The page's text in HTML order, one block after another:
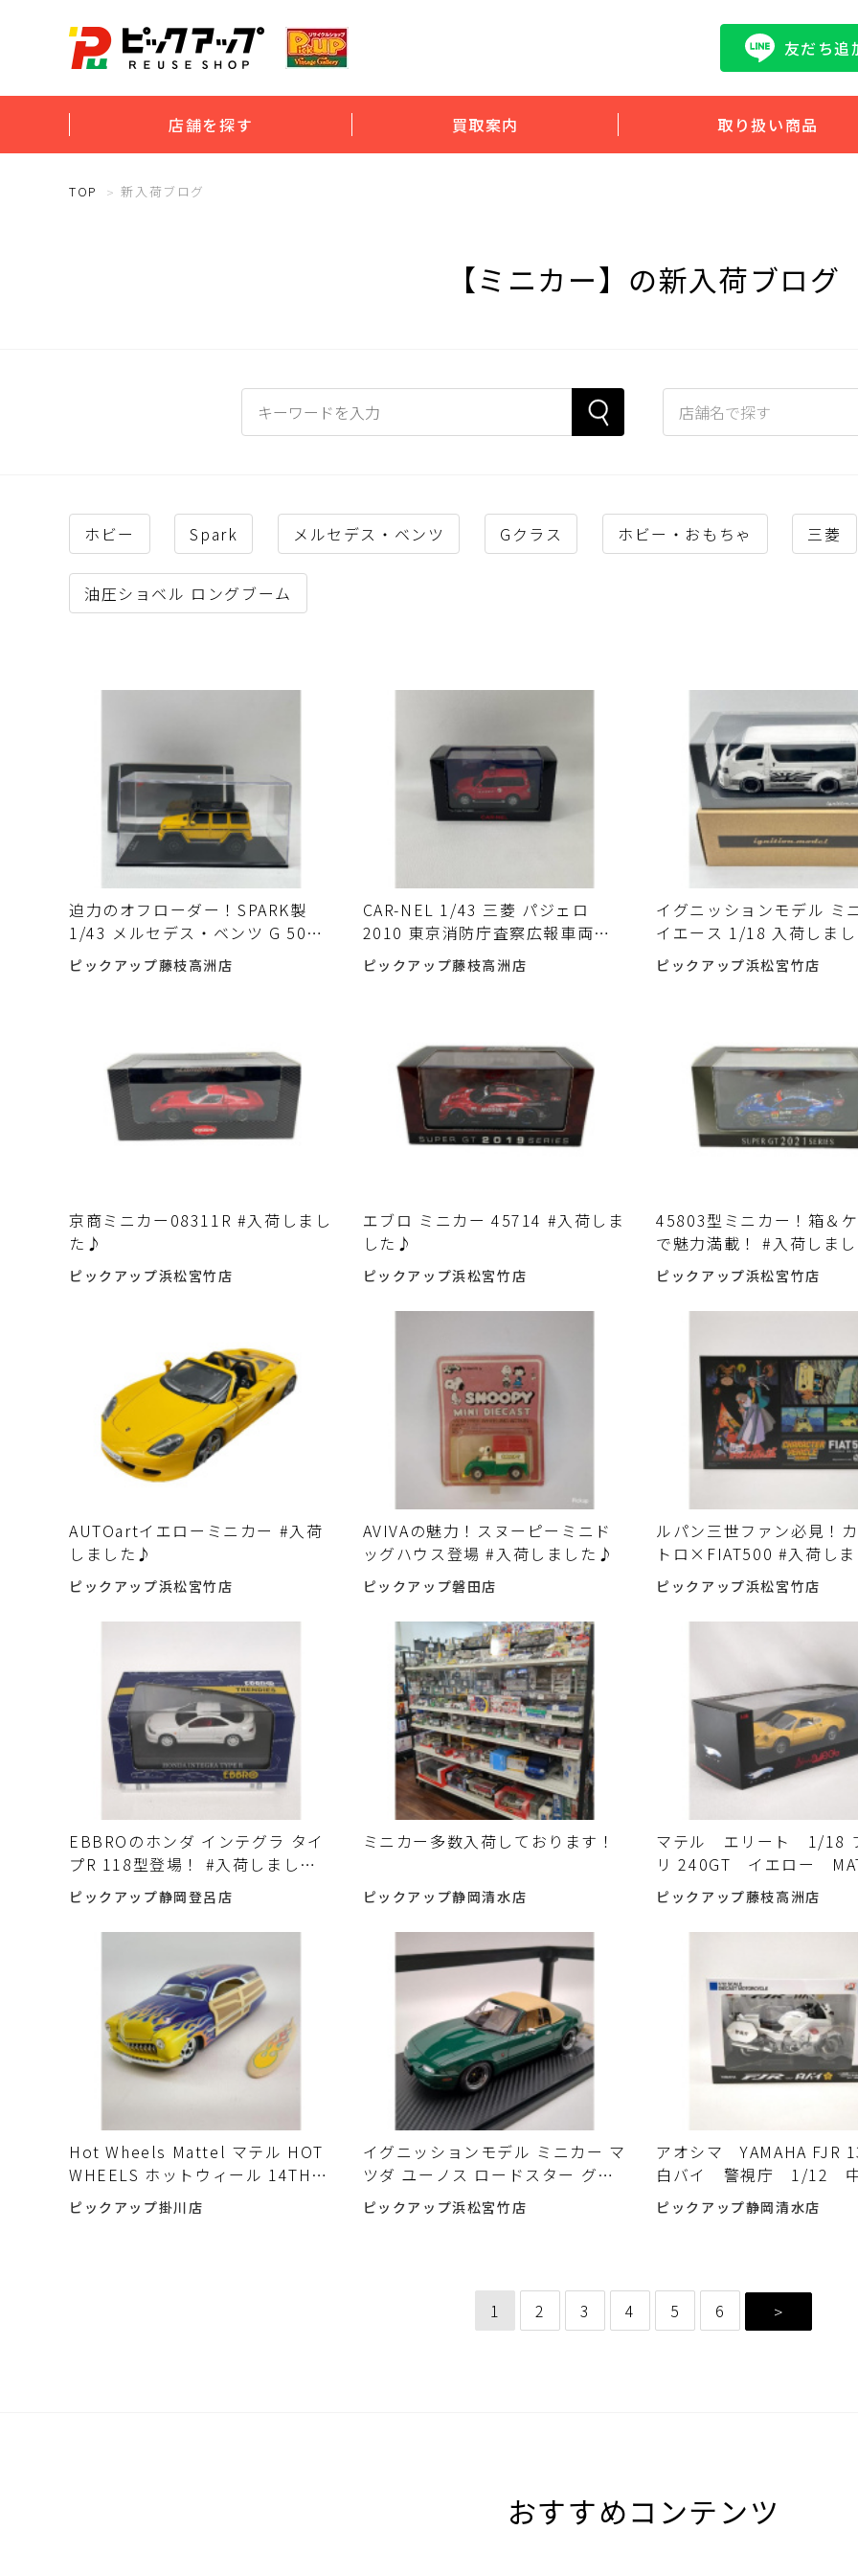
友だち追
店舗を探す 買取案内 取り扱い商品
TOP 新入荷ブログ
【ミニカー】の新入荷ブログ
ホビー Spark メルセデス・ベンツ Gクラス ホビー・おもちゃ 三菱
油圧ショベル ロングブーム
迫力のオフローダー！SPARK製
1/43 メルセデス・ベンツ G 500
4X4² 2016 ミニカーが 入荷しまし
た♪
ピックアップ藤枝高洲店
CAR-NEL 1/43 三菱 パジェロ
2010 東京消防庁査察広報車両が
入荷しました♪
ピックアップ藤枝高洲店
イグニッションモデル ミ
イエース 1/18 入荷しま
ピックアップ浜松宮竹店
京商ミニカー08311R #入荷しまし
た♪
ピックアップ浜松宮竹店
エブロ ミニカー 45714 #入荷しま
した♪
ピックアップ浜松宮竹店
45803型ミニカー！箱＆
で魅力満載！ #入荷しま
ピックアップ浜松宮竹店
AUTOartイエローミニカー #入荷
しました♪
ピックアップ浜松宮竹店
AVIVAの魅力！スヌーピーミニド
ッグハウス登場 #入荷しました♪
ピックアップ磐田店
ルパン三世ファン必見！
トロ×FIAT500 #入荷し
ピックアップ浜松宮竹店
EBBROのホンダ インテグラ タイ
プR 118型登場！ #入荷しました
♪
ピックアップ静岡登呂店
ミニカー多数入荷しております！
ピックアップ静岡清水店
マテル エリート 1/18
リ 240GT イエロー
ミニカー ホビー 中古
した♪
ピックアップ藤枝高洲店
Hot Wheels Mattel マテル HOT
WHEELS ホットウィール 14TH
ANNUAL コレクターズコンベンシ
ョン 1/18スケール 前部分 塗装ひ
ピックアップ掛川店
​イグニッションモデル ミニカー マ
ツダ ユーノス ロードスター グリ
ーン 1/18 IG3196 Ignition
model入荷しました♪
ピックアップ浜松宮竹店
アオシマ YAMAHA
白バイ 警視庁 1/12
しました♪
ピックアップ静岡清水店
1 2 3 4 5 6 >
おすすめコンテンツ